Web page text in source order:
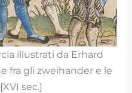
illustrati da Erhard
fra gli zweihander e le
sec.]